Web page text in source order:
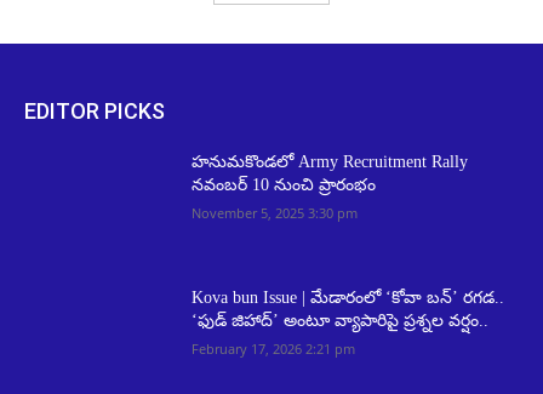
EDITOR PICKS
హనుమకొండలో Army Recruitment Rally
నవంబర్ 10 నుంచి ప్రారంభం
November 5, 2025 3:30 pm
Kova bun Issue | మేడారంలో ‘కోవా బన్’ రగడ..
‘ఫుడ్ జిహాద్’ అంటూ వ్యాపారిపై ప్రశ్నల వర్షం..
February 17, 2026 2:21 pm